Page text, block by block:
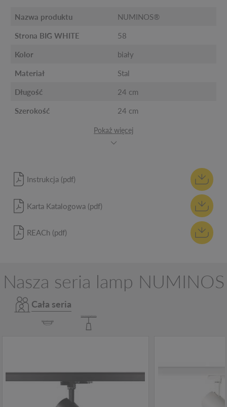
Nazwa produktu NUMINOS®
Strona BIG WHITE 58
Kolor biały
Materiał Stal
Długość 24 cm
Szerokość 24 cm
Pokaż więcej
Instrukcja (pdf)
Karta Katalogowa (pdf)
REACh (pdf)
Nasza seria lamp NUMINOS
Cała seria